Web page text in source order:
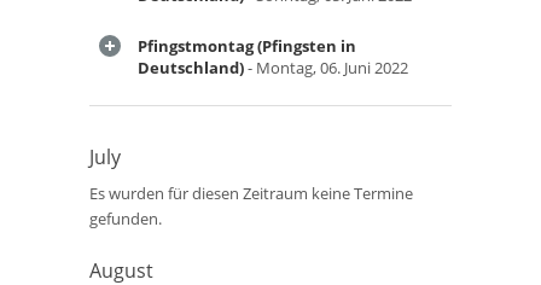
Pfingstmontag (Pfingsten in
Deutschland)- Montag, 06. Juni 2022
July
Es wurden für diesen Zeitraum keine Termine
gefunden.
August